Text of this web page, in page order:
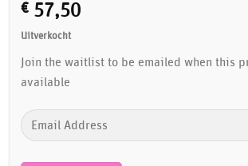
€ 57,50
Uitverkocht
Join the waitlist to be emailed when this
available
Enter
your